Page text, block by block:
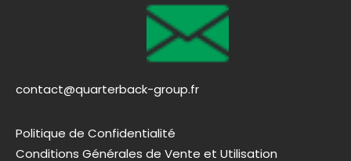
contact@quarterback-group.fr
Politique de Confidentialité
Conditions Générales de Vente et Utilisation